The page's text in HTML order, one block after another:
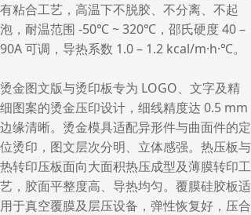
有粘合工艺，高温下不脱胶、不分离、不起
泡，耐温范围 -50℃ ~ 320℃，邵氏硬度 40 –
90A 可调，导热系数 1.0 – 1.2 kcal/m·h·℃。
烫金图文版与烫印板专为 LOGO、文字及精
细图案的烫金压印设计，细线精度达 0.5 mm
边缘清晰。烫金模具适配异形件与曲面件的定
位烫印，图文层次分明、立体感强。热压板与
热转印压板面向大面积热压成型及薄膜转印工
艺，胶面平整度高、导热均匀。覆膜硅胶板适
用于真空覆膜及层压设备，弹性恢复好，压合